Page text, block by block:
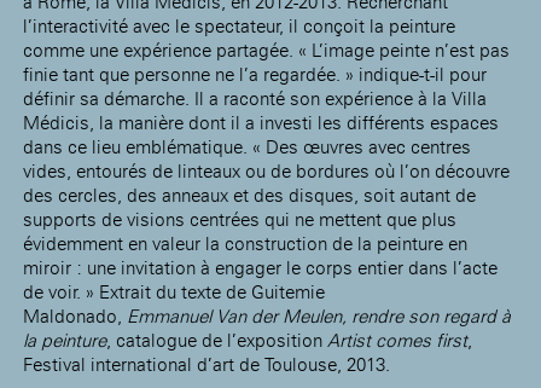
l’interactivité avec le spectateur, il conçoit la peinture
comme une expérience partagée. « L’image peinte n’est pas
finie tant que personne ne l’a regardée. » indique-t-il pour
définir sa démarche. Il a raconté son expérience à la Villa
Médicis, la manière dont il a investi les différents espaces
dans ce lieu emblématique. « Des œuvres avec centres
vides, entourés de linteaux ou de bordures où l’on découvre
des cercles, des anneaux et des disques, soit autant de
supports de visions centrées qui ne mettent que plus
évidemment en valeur la construction de la peinture en
miroir : une invitation à engager le corps entier dans l’acte
de voir. » Extrait du texte de Guitemie
Maldonado, Emmanuel Van der Meulen, rendre son regard à
la peinture, catalogue de l’expositionArtist comes first,
Festival international d’art de Toulouse, 2013.